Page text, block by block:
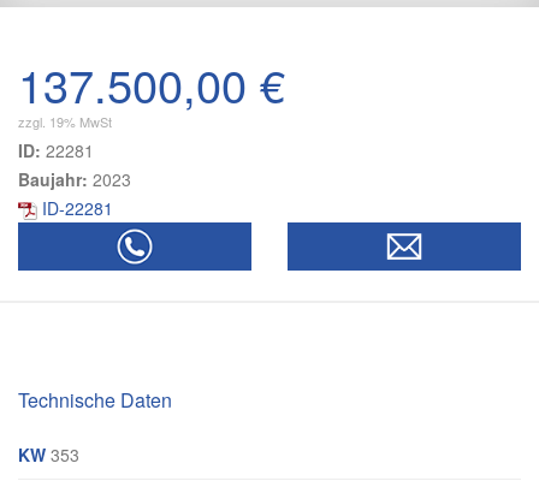
137.500,00 €
zzgl. 19% MwSt
ID: 22281
Baujahr: 2023
ID-22281
Technische Daten
KW 353